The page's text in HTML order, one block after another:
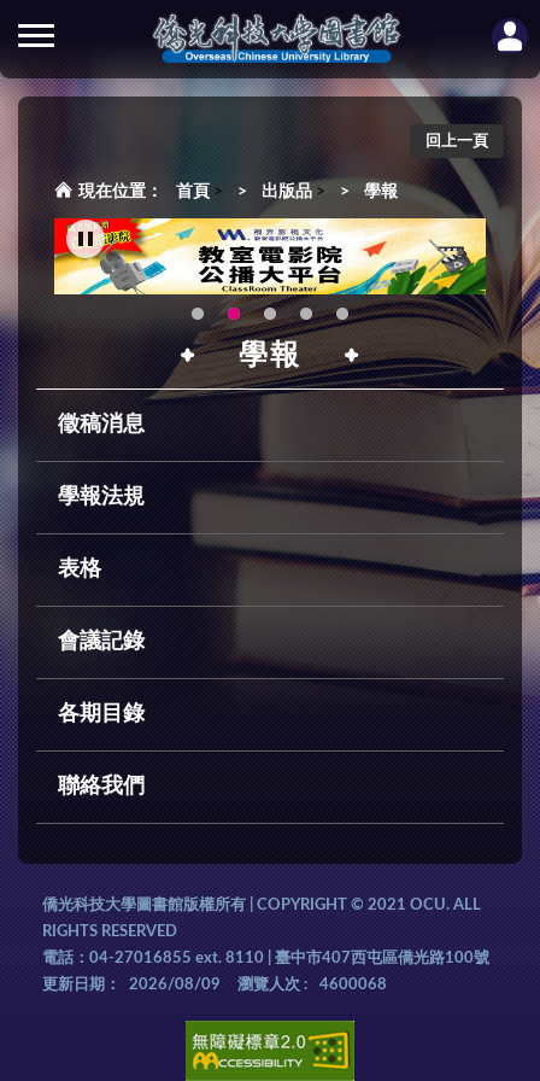
回上一頁
首頁 > 出版品 > 學報
學報
徵稿消息
學報法規
表格
會議記錄
各期目錄
聯絡我們
僑光科技大學圖書館版權所有 | COPYRIGHT © 2021 OCU. ALL
RIGHTS RESERVED
電話：04-27016855 ext. 8110 | 臺中市407西屯區僑光路100號
更新日期：
2026/08/09 瀏覽人次 : 4600068